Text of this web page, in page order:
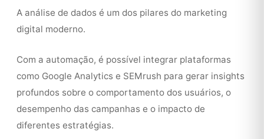
A análise de dados é um dos pilares do marketing
digital moderno.
Com a automação, é possível integrar plataformas
como Google Analytics e SEMrush para gerar insights
profundos sobre o comportamento dos usuários, o
desempenho das campanhas e o impacto de
diferentes estratégias.